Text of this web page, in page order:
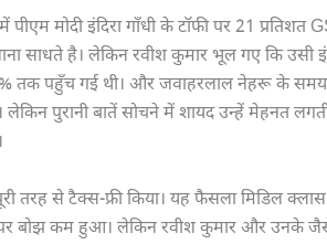
मोदी इंदिरा गाँधी के टॉफी पर 21 प्रतिशत
साधते है। लेकिन रवीश कुमार भूल गए कि उसी
तक पहुँच गई थी। और जवाहरलाल नेहरू के
पुरानी बातें सोचने में शायद उन्हें मेहनत
तरह से टैक्स-फ्री किया। यह फैसला मिडिल
बोझ कम हुआ। लेकिन रवीश कुमार और उनके जैसे